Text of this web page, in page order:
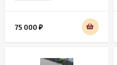
75 000 ₽